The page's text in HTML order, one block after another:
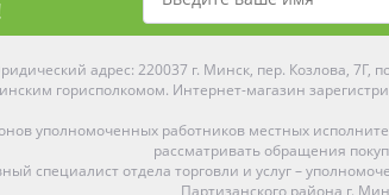
адрес: 220037 г. Минск, пер. Козлова, 7Г,
горисполкомом. Интернет-магазин
уполномоченных работников местных
рассматривать обращения
специалист отдела торговли и услуг –
Партизанского района г.